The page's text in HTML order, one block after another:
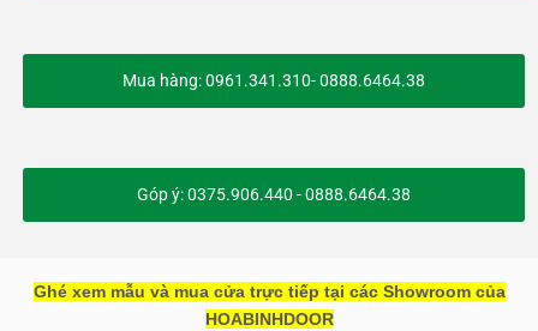
Mua hàng: 0961.341.310- 0888.6464.38
Góp ý: 0375.906.440 - 0888.6464.38
Ghé xem mẫu và mua cửa trực tiếp tại các Showroom của
HOABINHDOOR